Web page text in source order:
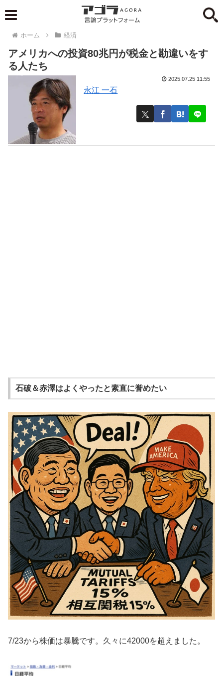
ホーム 経済
アメリカへの投資80兆円が税金と勘違いをす
る人たち
永江 一石
2025.07.25 11:55
石破＆赤澤はよくやったと素直に誉めたい
7/23から株価は暴騰です。久々に42000を超えました。